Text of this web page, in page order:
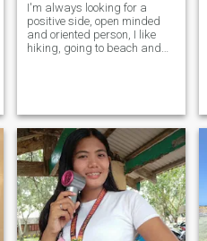
I'm always looking for a
positive side, open minded
and oriented person, I like
hiking, going to beach and